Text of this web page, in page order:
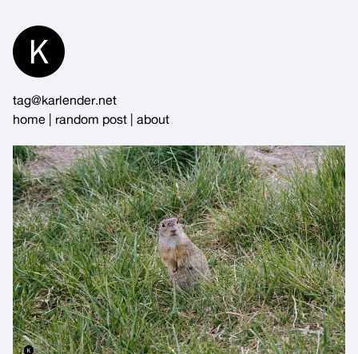
Content
tag@karlender.net
home
random post about